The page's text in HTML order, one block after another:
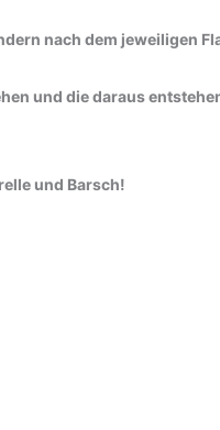
nach dem jeweiligen
und die daraus
und Barsch!